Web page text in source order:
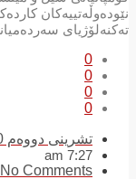
نێودەوڵەتییەكان
تەكنەلۆژیای
0
0
0
0
تشرینی دووەم 20, 2023
7:27 am
No Comments